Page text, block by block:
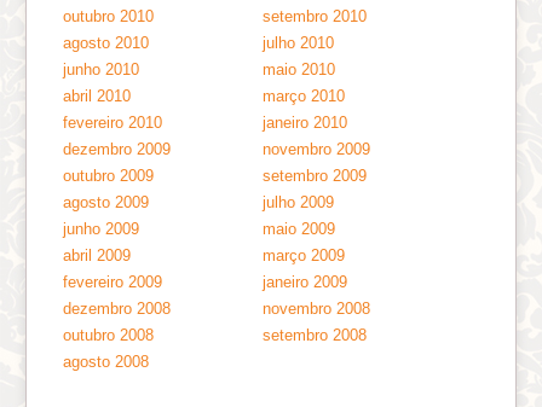
outubro 2010
setembro 2010
agosto 2010
julho 2010
junho 2010
maio 2010
abril 2010
março 2010
fevereiro 2010
janeiro 2010
dezembro 2009
novembro 2009
outubro 2009
setembro 2009
agosto 2009
julho 2009
junho 2009
maio 2009
abril 2009
março 2009
fevereiro 2009
janeiro 2009
dezembro 2008
novembro 2008
outubro 2008
setembro 2008
agosto 2008